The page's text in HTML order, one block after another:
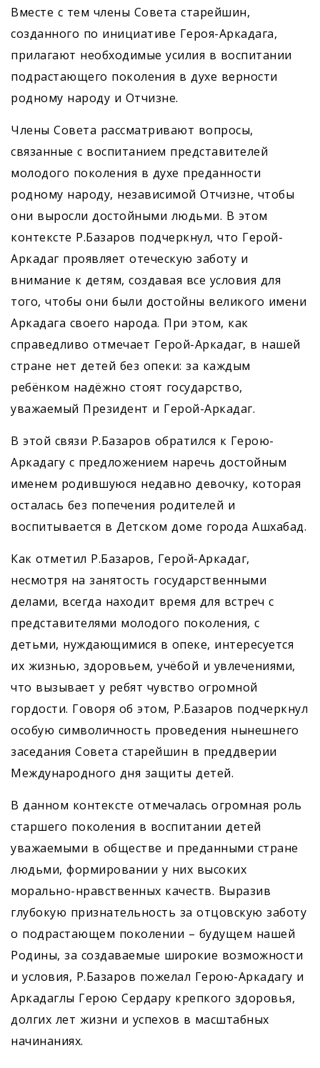
Вместе с тем члены Совета старейшин,
созданного по инициативе Героя-Аркадага,
прилагают необходимые усилия в воспитании
подрастающего поколения в духе верности
родному народу и Отчизне.
Члены Совета рассматривают вопросы,
связанные с воспитанием представителей
молодого поколения в духе преданности
родному народу, независимой Отчизне, чтобы
они выросли достойными людьми. В этом
контексте Р.Базаров подчерк­нул, что Герой-
Аркадаг проявляет отеческую заботу и
внимание к детям, создавая все условия для
того, чтобы они были достойны великого имени
Аркадага своего народа. При этом, как
справедливо отмечает Герой-Аркадаг, в нашей
стране нет детей без опеки: за каждым
ребёнком надёжно стоят государство,
уважаемый Президент и Герой-Аркадаг.
В этой связи Р.Базаров обратился к Герою-
Аркадагу с предложением наречь достойным
именем родившуюся недавно девочку, которая
осталась без попечения родителей и
воспитывается в Детском доме города Ашхабад.
Как отметил Р.Базаров, Герой-Аркадаг,
несмотря на занятость государственными
делами, всегда находит время для встреч с
представителями молодого поколения, с
детьми, нуждающимися в опеке, интересуется
их жизнью, здоровь­ем, учёбой и увлечениями,
что вызывает у ребят чувство огромной
гордости. Говоря об этом, Р.Базаров подчеркнул
особую символичность проведения нынешнего
заседания Совета старейшин в преддверии
Международного дня защиты детей.
В данном контексте отмечалась огромная роль
старшего поколения в воспитании детей
уважаемыми в обществе и преданными стране
людьми, формировании у них высоких
морально-нравственных качеств. Выразив
глубокую признательность за отцовскую заботу
о подрастающем поколении – будущем нашей
Родины, за создаваемые широкие возможности
и условия, Р.Базаров пожелал Герою-­Аркадагу и
Аркадаглы Герою ­Сердару крепкого здоровья,
долгих лет жизни и успехов в масштабных
начинаниях.